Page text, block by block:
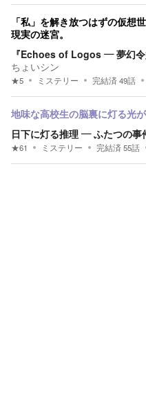
「私」を解き放つはずの仮想
現実の迷宮。
『Echoes of Logos ― 夢幻令
ちょいシン
★5 ミステリー 完結済49話
地味な高校生の脳裏に灯る光
日下に灯る推理 ― ふたつの
★61 ミステリー 完結済55話